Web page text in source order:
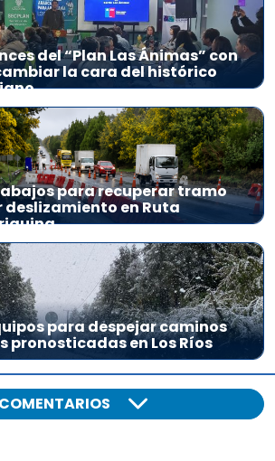
del “Plan Las Ánimas” con
la cara del histórico
para recuperar tramo
en Ruta
para despejar caminos
pronosticadas en Los Ríos
COMENTARIOS